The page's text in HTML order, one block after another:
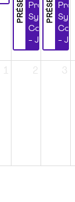
Projets et
Systèmes
Complexes
- Jour 1-
1 2 3